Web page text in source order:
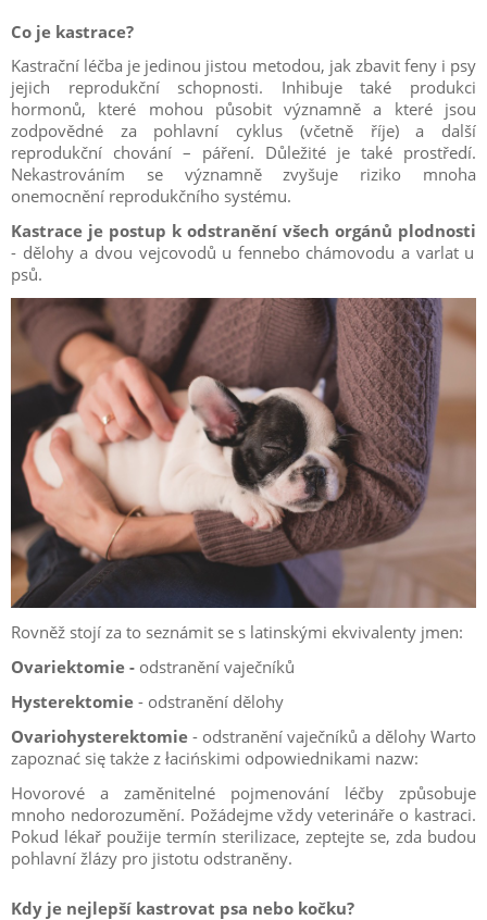
Co je kastrace?
Kastrační léčba je jedinou jistou metodou, jak zbavit feny i psy
jejich reprodukční schopnosti. Inhibuje také produkci
hormonů, které mohou působit významně a které jsou
zodpovědné za pohlavní cyklus (včetně říje) a další
reprodukční chování – páření. Důležité je také prostředí.
Nekastrováním se významně zvyšuje riziko mnoha
onemocnění reprodukčního systému.
Kastrace je postup k odstranění všech orgánů plodnosti
- dělohy a dvou vejcovodů u fennebo chámovodu a varlat u
psů.
Rovněž stojí za to seznámit se s latinskými ekvivalenty jmen:
Ovariektomie - odstranění vaječníků
Hysterektomie - odstranění dělohy
Ovariohysterektomie - odstranění vaječníků a dělohy Warto
zapoznać się także z łacińskimi odpowiednikami nazw:
Hovorové a zaměnitelné pojmenování léčby způsobuje
mnoho nedorozumění. Požádejme vždy veterináře o kastraci.
Pokud lékař použije termín sterilizace, zeptejte se, zda budou
pohlavní žlázy pro jistotu odstraněny.
Kdy je nejlepší kastrovat psa nebo kočku?